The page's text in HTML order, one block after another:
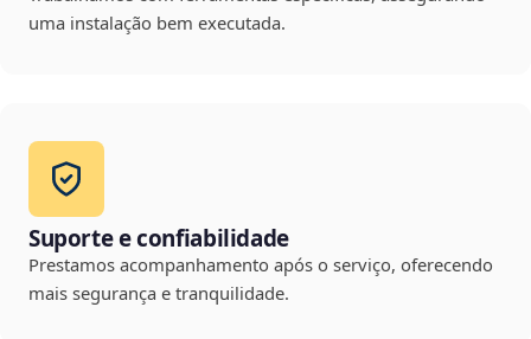
uma instalação bem executada.
Suporte e confiabilidade
Prestamos acompanhamento após o serviço, oferecendo
mais segurança e tranquilidade.